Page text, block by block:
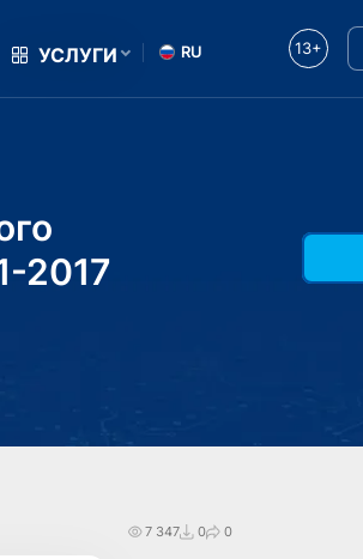
УСЛУГИ RU 13+
2017
7 347 0 0